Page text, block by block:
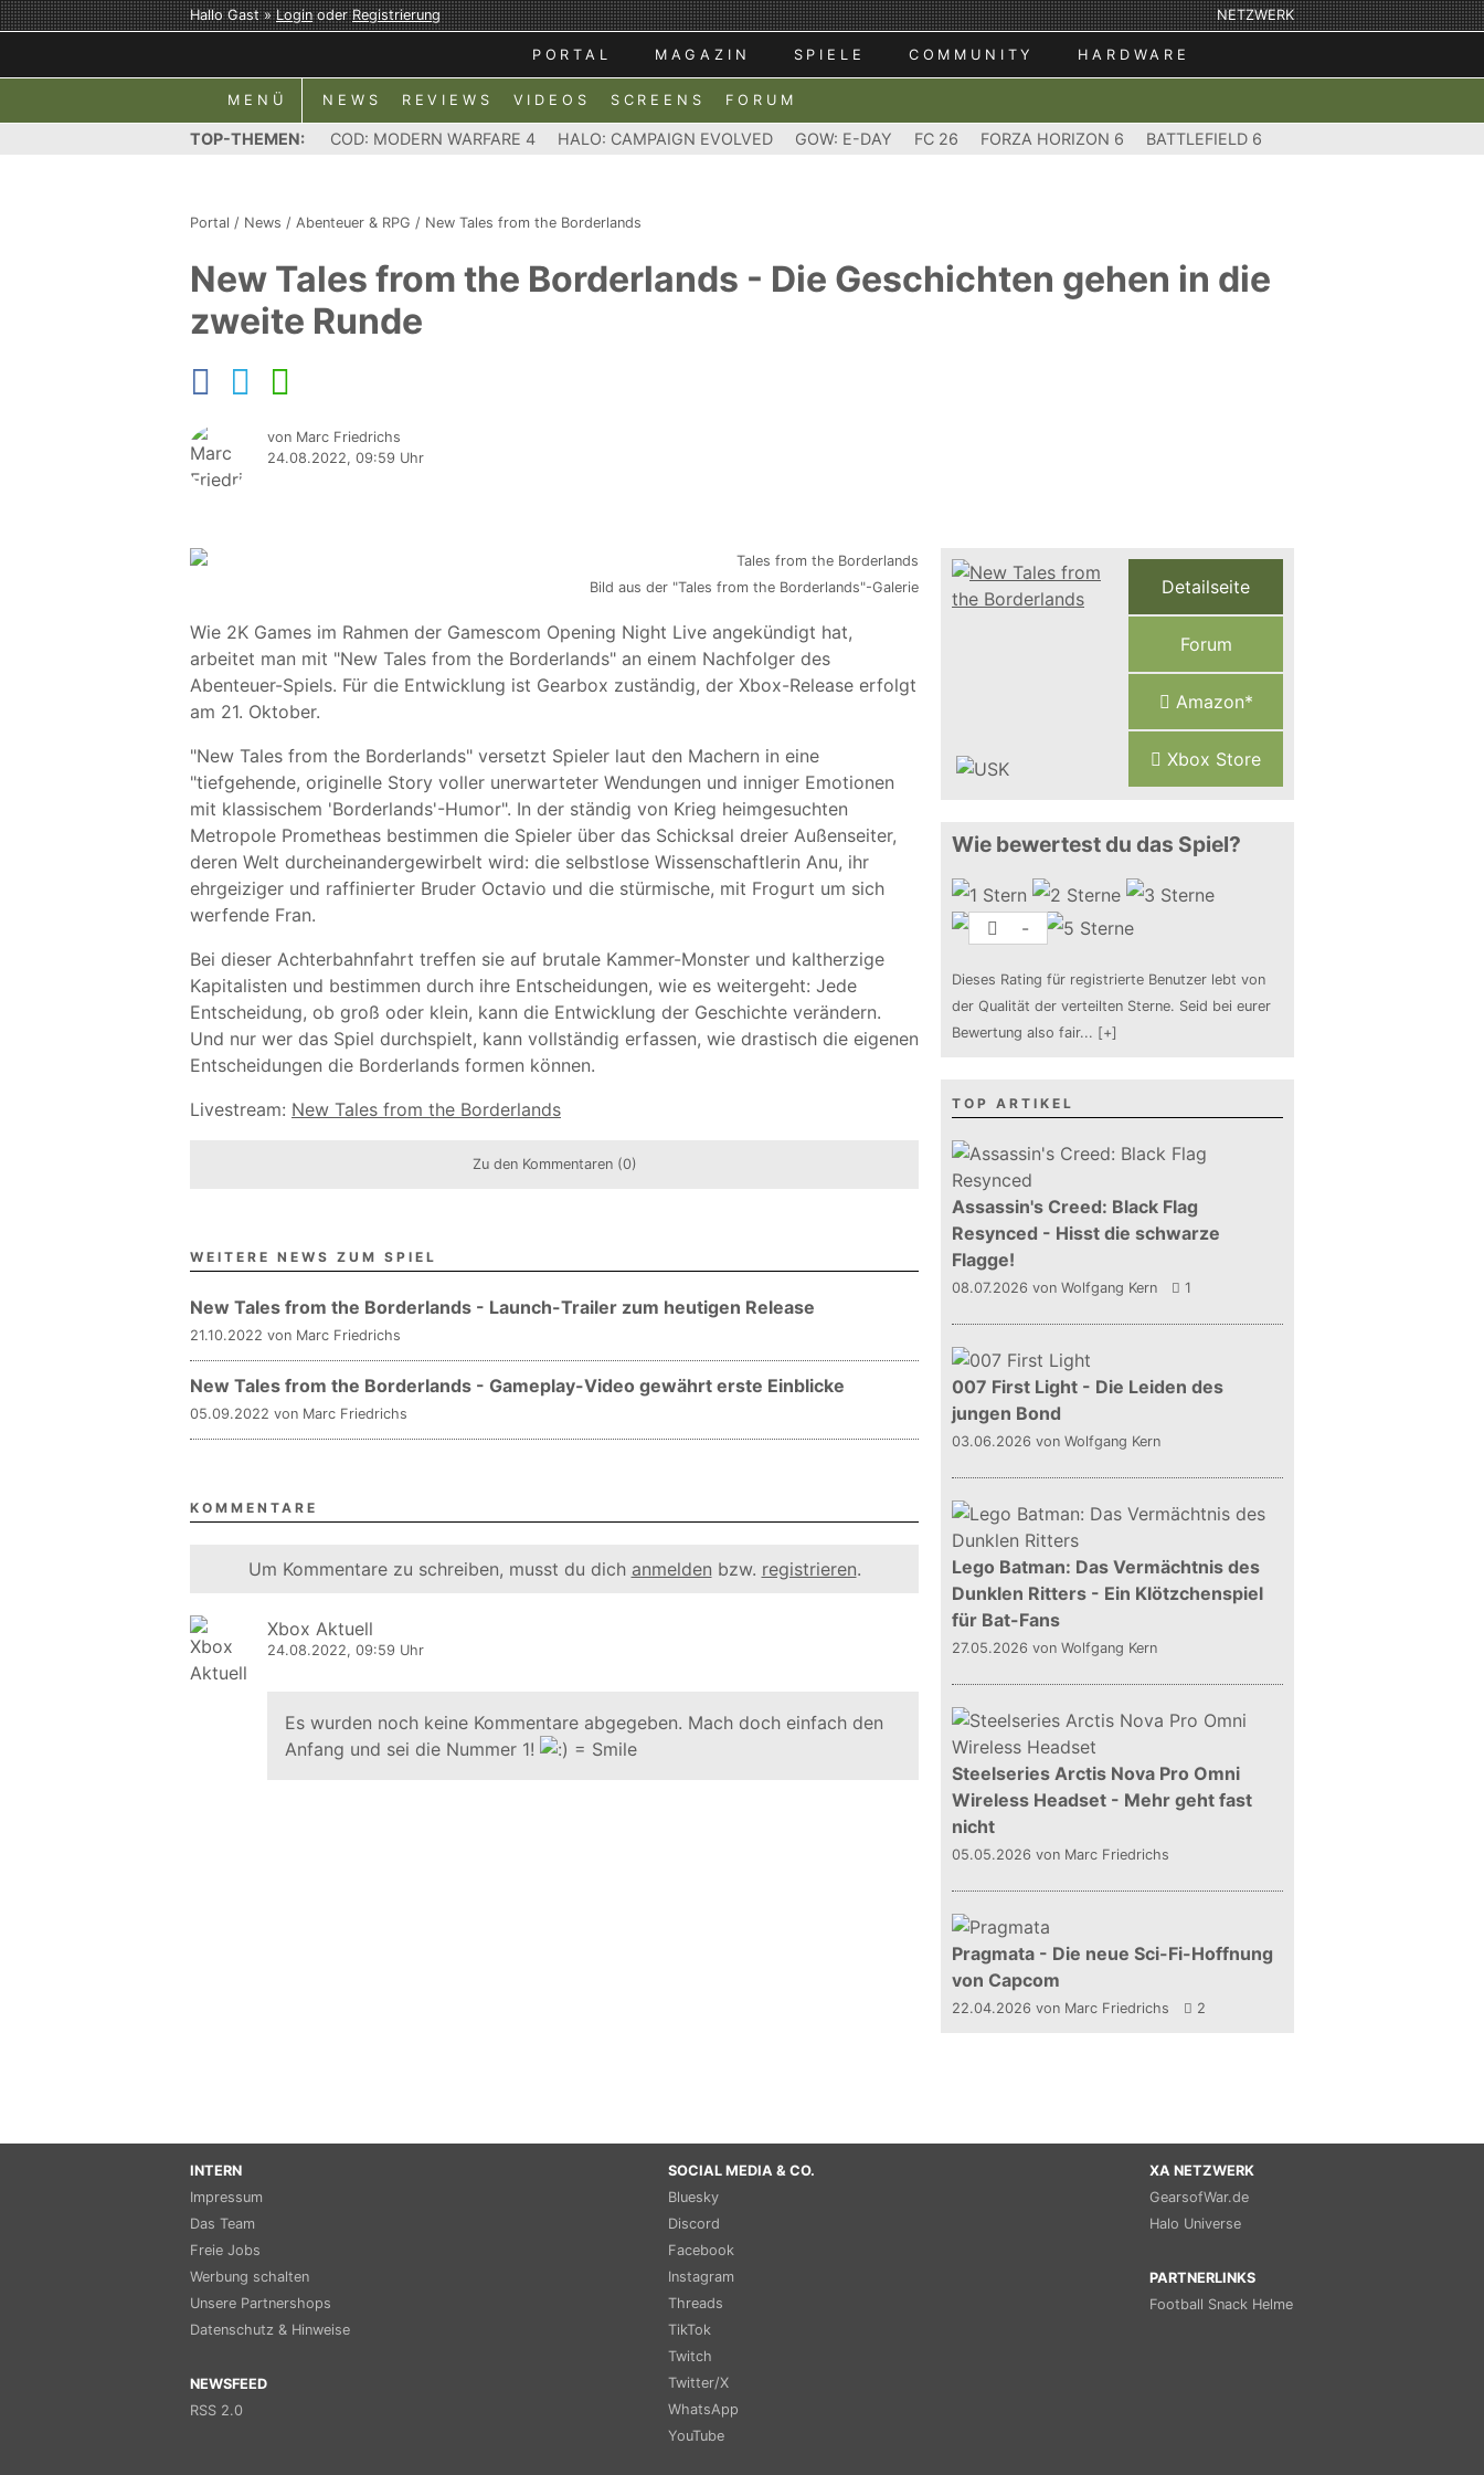
Hallo Gast »LoginoderRegistrierung NETZWERK
PORTAL MAGAZIN SPIELE COMMUNITY HARDWARE
MENÜ NEWS REVIEWS VIDEOS SCREENS FORUM
TOP-THEMEN: COD: MODERN WARFARE 4 HALO: CAMPAIGN EVOLVED GOW: E-DAY FC 26 FORZA HORIZON 6 BATTLEFIELD 6
Portal / News / Abenteuer & RPG / New Tales from the Borderlands
New Tales from the Borderlands - Die Geschichten gehen in die
zweite Runde
von Marc Friedrichs
24.08.2022, 09:59 Uhr
Bild aus der "Tales from the Borderlands"-Galerie
Wie 2K Games im Rahmen der Gamescom Opening Night Live angekündigt hat,
arbeitet man mit "New Tales from the Borderlands" an einem Nachfolger des
Abenteuer-Spiels. Für die Entwicklung ist Gearbox zuständig, der Xbox-Release erfolgt
am 21. Oktober.
"New Tales from the Borderlands" versetzt Spieler laut den Machern in eine
"tiefgehende, originelle Story voller unerwarteter Wendungen und inniger Emotionen
mit klassischem 'Borderlands'-Humor". In der ständig von Krieg heimgesuchten
Metropole Prometheas bestimmen die Spieler über das Schicksal dreier Außenseiter,
deren Welt durcheinandergewirbelt wird: die selbstlose Wissenschaftlerin Anu, ihr
ehrgeiziger und raffinierter Bruder Octavio und die stürmische, mit Frogurt um sich
werfende Fran.
Bei dieser Achterbahnfahrt treffen sie auf brutale Kammer-Monster und kaltherzige
Kapitalisten und bestimmen durch ihre Entscheidungen, wie es weitergeht: Jede
Entscheidung, ob groß oder klein, kann die Entwicklung der Geschichte verändern.
Und nur wer das Spiel durchspielt, kann vollständig erfassen, wie drastisch die eigenen
Entscheidungen die Borderlands formen können.
Livestream: New Tales from the Borderlands
Zu den Kommentaren (0)
WEITERE NEWS ZUM SPIEL
New Tales from the Borderlands - Launch-Trailer zum heutigen Release
21.10.2022 von Marc Friedrichs
New Tales from the Borderlands - Gameplay-Video gewährt erste Einblicke
05.09.2022 von Marc Friedrichs
KOMMENTARE
Um Kommentare zu schreiben, musst du dich anmelden bzw. registrieren.
Xbox Aktuell
24.08.2022, 09:59 Uhr
Es wurden noch keine Kommentare abgegeben. Mach doch einfach den
Anfang und sei die Nummer 1!
Detailseite
Forum
Amazon*
Xbox Store
Wie bewertest du das Spiel?
-
Dieses Rating für registrierte Benutzer lebt von
der Qualität der verteilten Sterne. Seid bei eurer
Bewertung also fair... [+]
TOP ARTIKEL
Assassin's Creed: Black Flag
Resynced - Hisst die schwarze
Flagge!
08.07.2026 von Wolfgang Kern 1
007 First Light - Die Leiden des
jungen Bond
03.06.2026 von Wolfgang Kern
Lego Batman: Das Vermächtnis des
Dunklen Ritters - Ein Klötzchenspiel
für Bat-Fans
27.05.2026 von Wolfgang Kern
Steelseries Arctis Nova Pro Omni
Wireless Headset - Mehr geht fast
nicht
05.05.2026 von Marc Friedrichs
Pragmata - Die neue Sci-Fi-Hoffnung
von Capcom
22.04.2026 von Marc Friedrichs 2
INTERN
Impressum
Das Team
Freie Jobs
Werbung schalten
Unsere Partnershops
Datenschutz & Hinweise
NEWSFEED
RSS 2.0
SOCIAL MEDIA & CO.
Bluesky
Discord
Facebook
Instagram
Threads
TikTok
Twitch
Twitter/X
WhatsApp
YouTube
XA NETZWERK
GearsofWar.de
Halo Universe
PARTNERLINKS
Football Snack Helme